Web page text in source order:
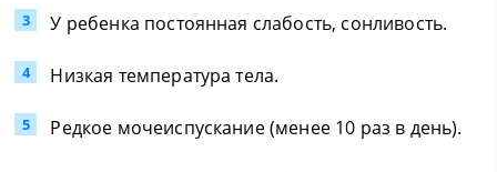
У ребенка постоянная слабость, сонливость.
Низкая температура тела.
Редкое мочеиспускание (менее 10 раз в день).